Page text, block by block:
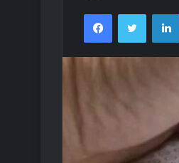
FacebookTwitter